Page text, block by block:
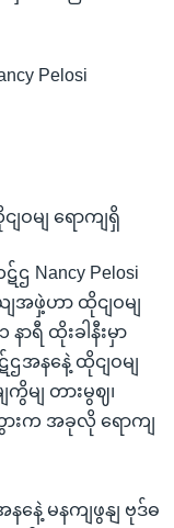
Pelosi
မျ ရောကျရှိ
Nancy Pelosi
အဖှဲ့ဟာ ထိုငျဝမျ
ာရီ ထိုးခါနီးမှာ
အနနေဲ့ ထိုငျဝမျ
မျ တားမွဈ၊
ားက အခုလို ရောကျ
ေဲ့ မနကျဖွနျ ဗုဒ်ဓ